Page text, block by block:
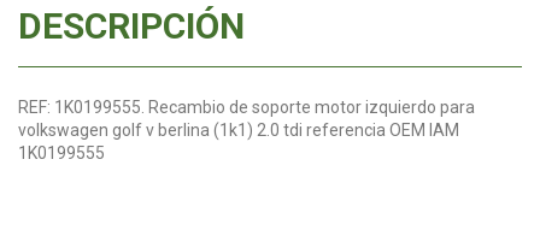
DESCRIPCIÓN
REF: 1K0199555. Recambio de soporte motor izquierdo para
volkswagen golf v berlina (1k1) 2.0 tdi referencia OEM IAM
1K0199555